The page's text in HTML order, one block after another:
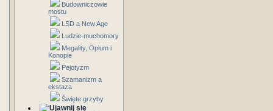
Budowniczowie
mostu
LSD a New Age
Ludzie-muchomory
Megality, Opium i
Konopie
Pejotyzm
Szamanizm a
ekstaza
Święte grzyby